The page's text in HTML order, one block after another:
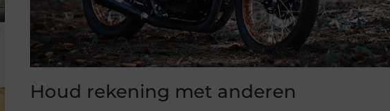
Houd rekening met anderen